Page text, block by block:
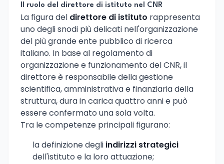
Il ruolo del direttore di istituto nel CNR
La figura del direttore di istituto rappresenta
uno degli snodi più delicati nell'organizzazione
del più grande ente pubblico di ricerca
italiano. In base al regolamento di
organizzazione e funzionamento del CNR, il
direttore è responsabile della gestione
scientifica, amministrativa e finanziaria della
struttura, dura in carica quattro anni e può
essere confermato una sola volta.
Tra le competenze principali figurano:
la definizione degli indirizzi strategici
dell'istituto e la loro attuazione;